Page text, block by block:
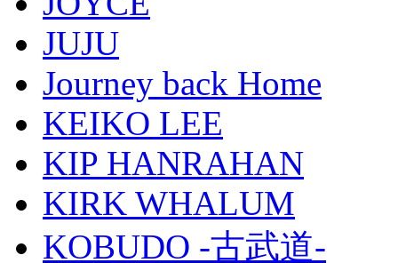
JUJU
Journey back Home
KEIKO LEE
KIP HANRAHAN
KIRK WHALUM
KOBUDO -古武道-